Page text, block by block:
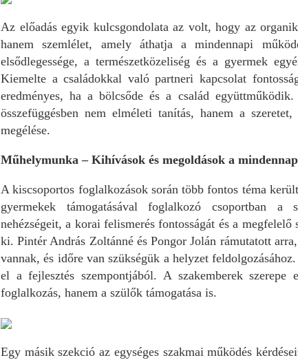
Az előadás egyik kulcsgondolata az volt, hogy az
hanem szemlélet, amely áthatja a mindennapi
elsődlegessége, a természetközeliség és a gyermek
Kiemelte a családokkal való partneri kapcsolat
eredményes, ha a bölcsőde és a család
összefüggésben nem elméleti tanítás, hanem a
megélése.
Műhelymunka – Kihívások és megoldások a
A kiscsoportos foglalkozások során több fontos téma
gyermekek támogatásával foglalkozó csoportban a
nehézségeit, a korai felismerés fontosságát és a
ki. Pintér András Zoltánné és Pongor Jolán rámutatott
vannak, és időre van szükségük a helyzet
el a fejlesztés szempontjából. A szakemberek szerepe
foglalkozás, hanem a szülők támogatása is.
Egy másik szekció az egységes szakmai működés